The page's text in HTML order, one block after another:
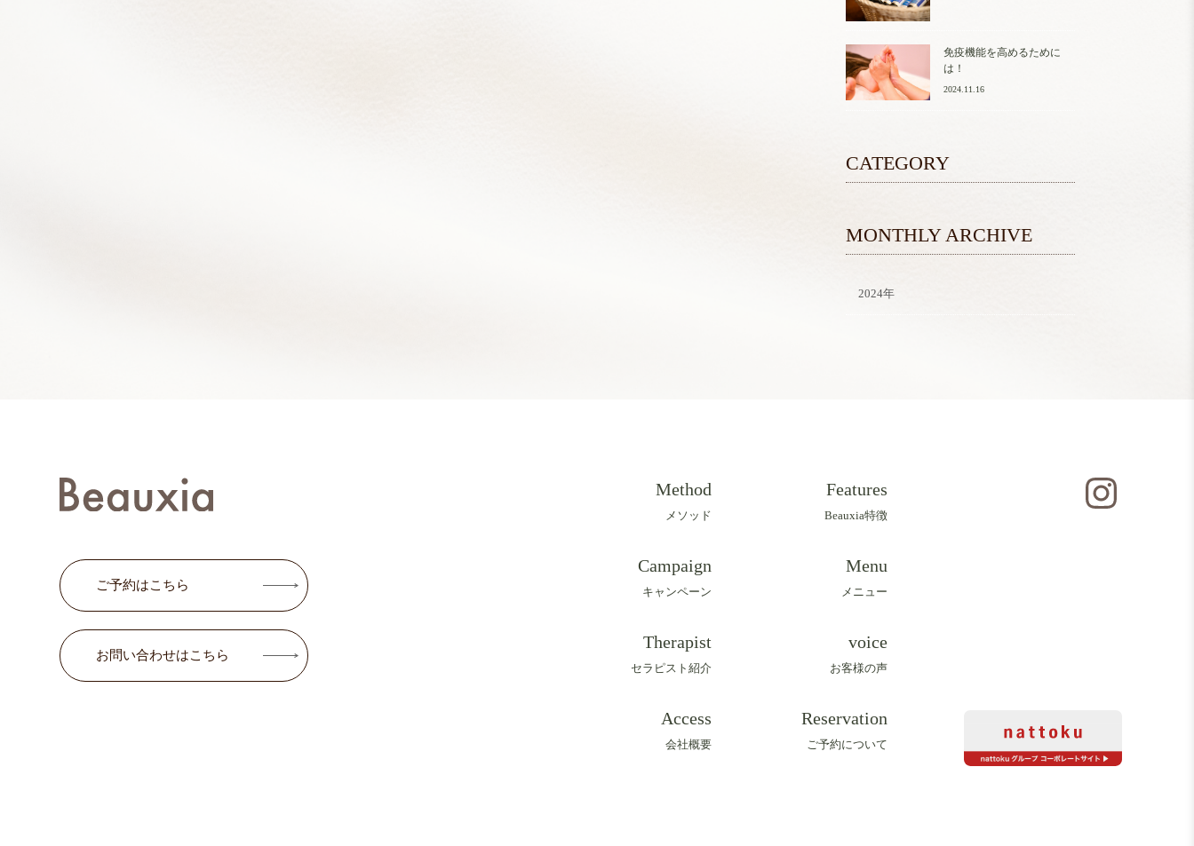
免疫機能を高めるために
は！
2024.11.16
CATEGORY
MONTHLY ARCHIVE
2024年
ご予約はこちら
お問い合わせはこちら
Method
メソッド
Features
Beauxia特徴
Campaign
キャンペーン
Menu
メニュー
Therapist
セラピスト紹介
voice
お客様の声
Access
会社概要
Reservation
ご予約について